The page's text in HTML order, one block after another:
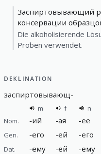
Заспиртовывающий
консервации
Die alkoholisierende
Proben verwendet.
DEKLINATION
заспиртовывающ-
m f n
Nom.
-ий -ая -ее
Gen. -его -ей -его
Dat. -ему -ей -ему